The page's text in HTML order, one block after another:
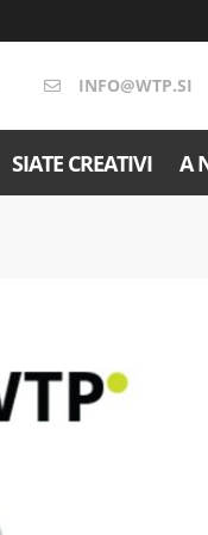
INFO@WTP.SI
SIATE CREATIVI A